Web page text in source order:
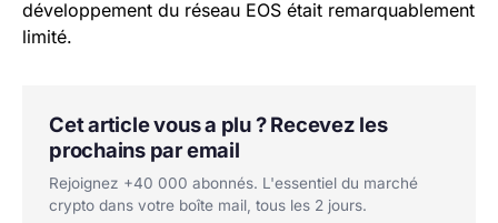
développement du réseau EOS était remarquablement
limité.
Cet article vous a plu ? Recevez les
prochains par email
Rejoignez +40 000 abonnés. L'essentiel du marché
crypto dans votre boîte mail, tous les 2 jours.